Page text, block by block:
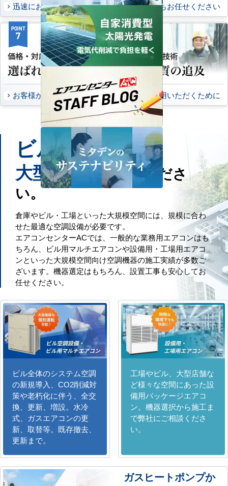
迅速にお届け出来る理由 万一の時もお任せください
POINT
7
お客様から頂いたご意見
POINT
8
永くご愛用いただくために
ビルや工場などの
大型施設もお任せくださ
い。
倉庫やビル・工場といった大規模空間には、規模に合わ
せた最適な空調設備が必要です。
エアコンセンターACでは、一般的な業務用エアコンはも
ちろん、ビル用マルチエアコンや設備用・工場用エアコ
ンといった大規模空間向け空調機器の施工実績が多数ご
ざいます。機器選定はもちろん、設置工事も安心してお
任せください。
ビル全体のシステム空調
の新規導入、CO2削減対
策や老朽化に伴う、全交
換、更新、増設。水冷
式、ガスエアコンの更
新、取替等。既存撤去、
更新まで。
工場やビル、大型店舗な
ど様々な空間にあった設
備用パッケージエアコ
ン。機器選択から施工ま
で弊社にご相談くださ
い。
ガスヒートポンプか